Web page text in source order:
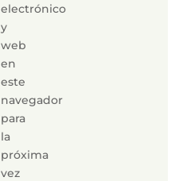
electrónico
y
web
en
este
navegador
para
la
próxima
vez